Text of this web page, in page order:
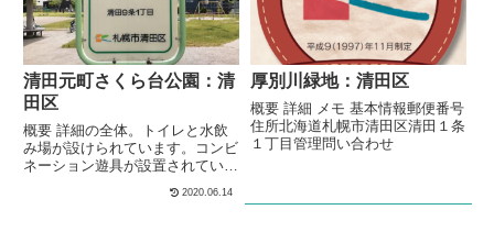
場が設けられています。1.5メー
トルほどの高さの山が作られてい
ます。冬には、ソリ遊びやスキー
遊びができる雪山になります。
基本情報郵便...
れています。シェルター型のあず
ま屋が、設けられています。複数
の種類のベンチが、公園内に複数
設置されています。 メモ住宅街
の中にある...
清田元町さくら台公園：清
田区
概要 詳細の全体。トイレと水飲
み場が設けられています。コンビ
ネーション遊具が設置されていま
す。3段階の高さの鉄棒が設置さ
2020.06.14
厚別川緑地：清田区
概要 詳細 メモ 基本情報郵便番号
住所北海道札幌市清田区清田１条
１丁目管理問い合わせ